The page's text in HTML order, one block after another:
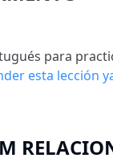
para
esta lección